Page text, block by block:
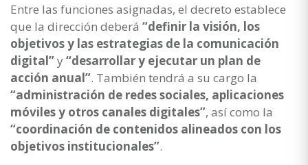
Entre las funciones asignadas, el decreto establece
que la dirección deberá “definir la visión, los
objetivos y las estrategias de la comunicación
digital”y“desarrollar y ejecutar un plan de
acción anual”. También tendrá a su cargo la
“administración de redes sociales, aplicaciones
móviles y otros canales digitales”, así como la
“coordinación de contenidos alineados con los
objetivos institucionales”.